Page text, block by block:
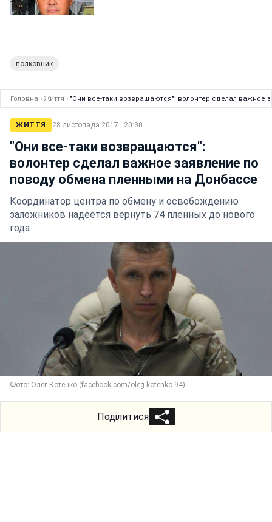
полковник
Головна › Життя › "Они все-таки возвращаются": волонтер сделал
ЖИТТЯ 28 листопада 2017 · 20:30
"Они все-таки возвращаются":
волонтер сделал важное заявление по
поводу обмена пленными на Донбассе
Координатор центра по обмену и освобождению
заложников надеется вернуть 74 пленных до нового
года
Фото: Олег Котенко (facebook.com/oleg.kotenko.94)
Поділитися